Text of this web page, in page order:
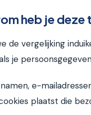
heb je
de vergelijking
je
e-
plaatst die